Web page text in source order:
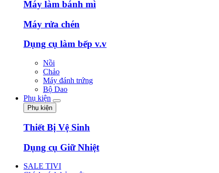
Máy làm bánh mì
Máy rửa chén
Dụng cụ làm bếp v.v
Nồi
Chảo
Máy đánh trứng
Bộ Dao
Phụ kiện
Phụ kiện
Thiết Bị Vệ Sinh
Dụng cụ Giữ Nhiệt
SALE TIVI